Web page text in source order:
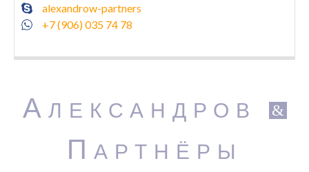
alexandrow-partners
+7 (906) 035 74 78
А ЛЕКСАНДРОВ &
П АРТНЁРЫ